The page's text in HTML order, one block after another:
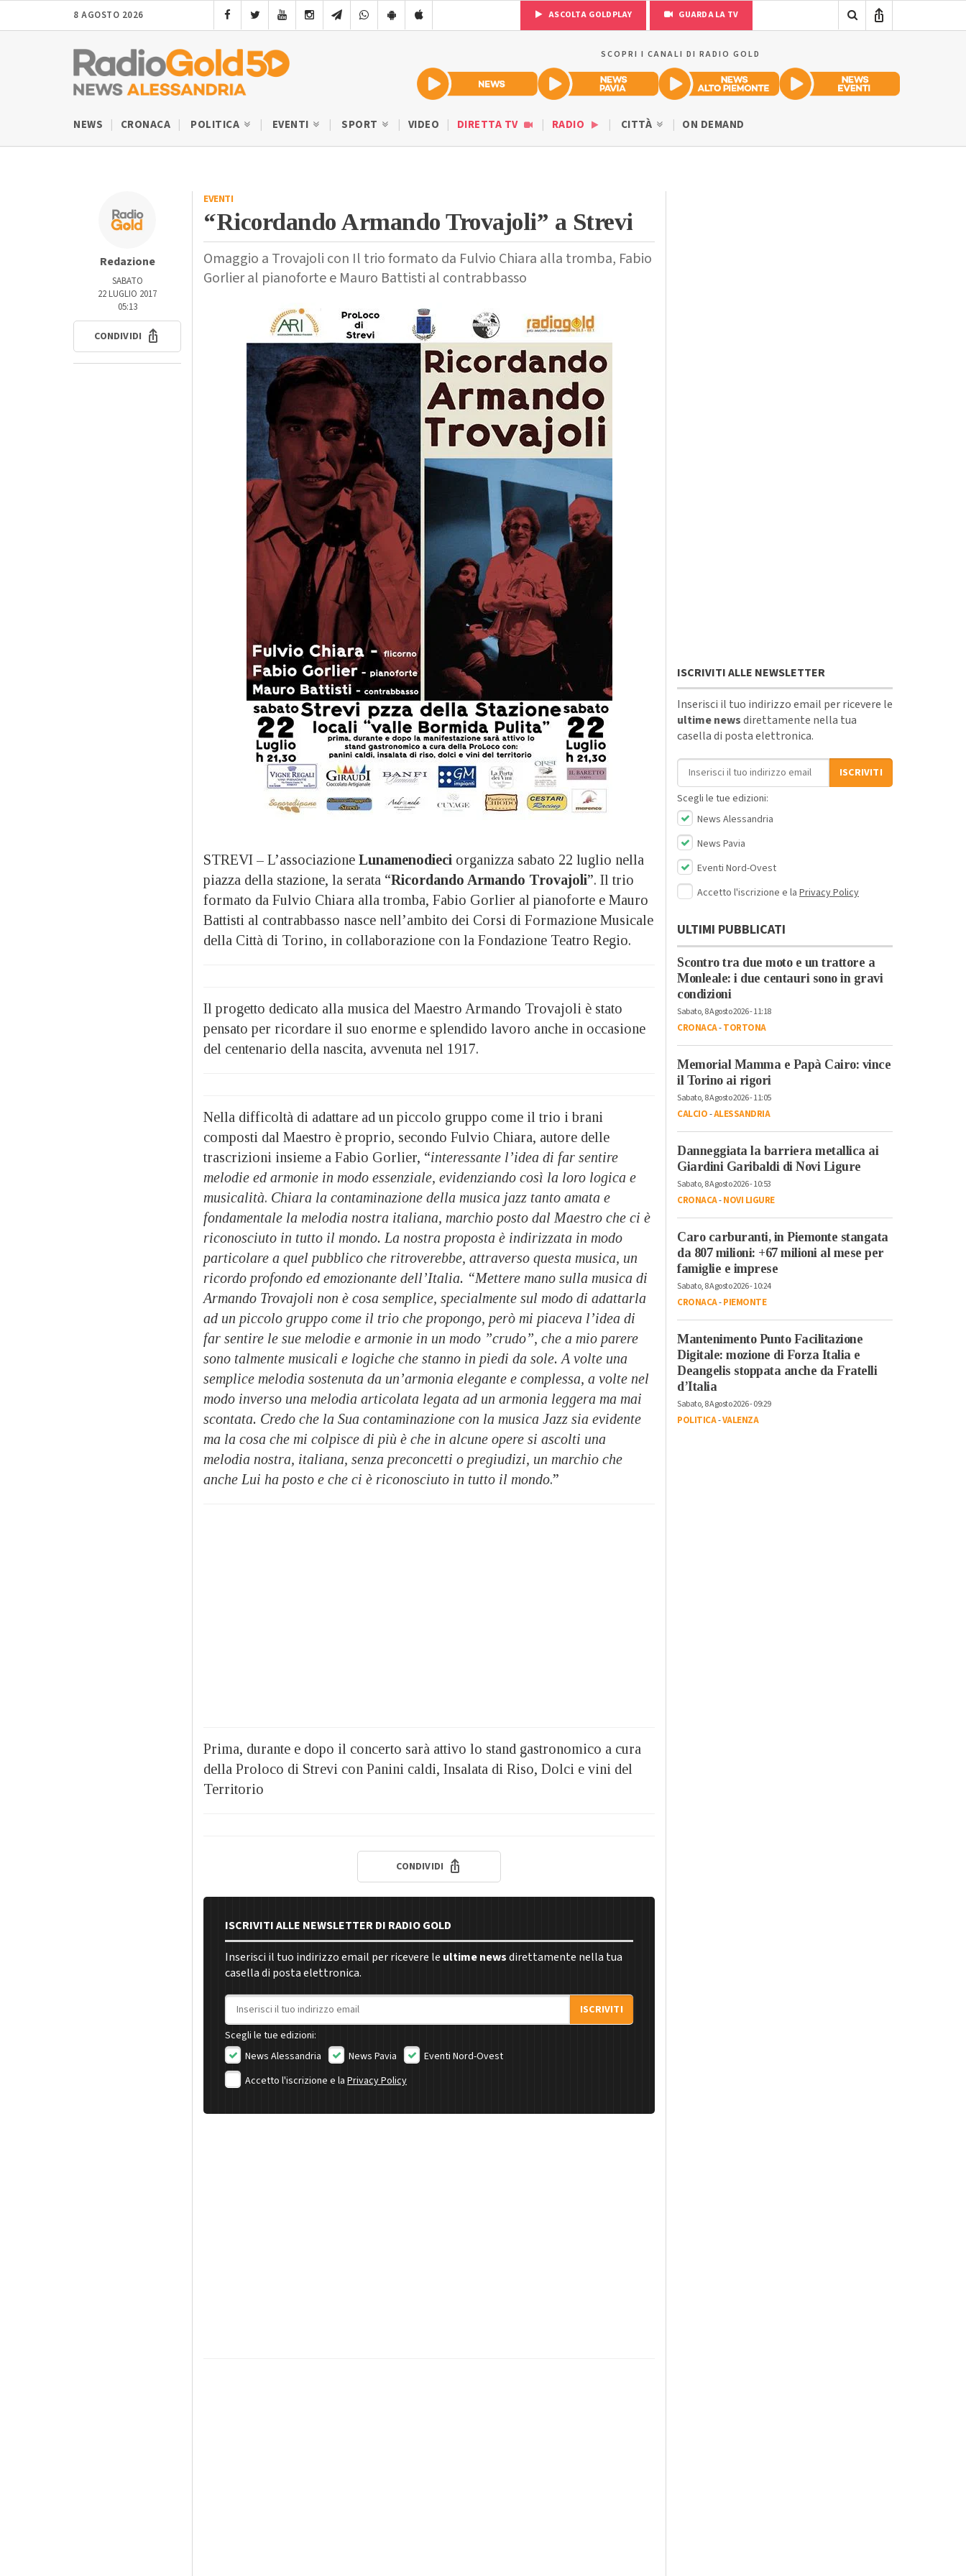
8 AGOSTO 2026 ASCOLTA GOLDPLAY GUARDA LA TV
SCOPRI I CANALI DI RADIO GOLD
NEWS CRONACA POLITICA EVENTI SPORT VIDEO DIRETTA TV RADIO CITTÀ ON DEMAND
Redazione
SABATO
22 LUGLIO 2017
05:13
CONDIVIDI
EVENTI
“Ricordando Armando Trovajoli” a Strevi
Omaggio a Trovajoli con Il trio formato da Fulvio Chiara alla tromba, Fabio
Gorlier al pianoforte e Mauro Battisti al contrabbasso
STREVI – L’associazione Lunamenodieci organizza sabato 22 luglio nella
piazza della stazione, la serata “Ricordando Armando Trovajoli”. Il trio
formato da Fulvio Chiara alla tromba, Fabio Gorlier al pianoforte e Mauro
Battisti al contrabbasso nasce nell’ambito dei Corsi di Formazione Musicale
della Città di Torino, in collaborazione con la Fondazione Teatro Regio.
Il progetto dedicato alla musica del Maestro Armando Trovajoli è stato
pensato per ricordare il suo enorme e splendido lavoro anche in occasione
del centenario della nascita, avvenuta nel 1917.
Nella difficoltà di adattare ad un piccolo gruppo come il trio i brani
composti dal Maestro è proprio, secondo Fulvio Chiara, autore delle
trascrizioni insieme a Fabio Gorlier, “interessante l’idea di far sentire
melodie ed armonie in modo essenziale, evidenziando così la loro logica e
musicalità. Chiara la contaminazione della musica jazz tanto amata e
fondamentale la melodia nostra italiana, marchio posto dal Maestro che ci è
riconosciuto in tutto il mondo. La nostra proposta è indirizzata in modo
particolare a quel pubblico che ritroverebbe, attraverso questa musica, un
ricordo profondo ed emozionante dell’Italia. “Mettere mano sulla musica di
Armando Trovajoli non è cosa semplice, specialmente sul modo di adattarla
ad un piccolo gruppo come il trio che propongo, però mi piaceva l’idea di
far sentire le sue melodie e armonie in un modo ”crudo”, che a mio parere
sono talmente musicali e logiche che stanno in piedi da sole. A volte una
semplice melodia sostenuta da un’armonia elegante e complessa, a volte nel
modo inverso una melodia articolata legata ad un armonia leggera ma mai
scontata. Credo che la Sua contaminazione con la musica Jazz sia evidente
ma la cosa che mi colpisce di più è che in alcune opere si ascolti una
melodia nostra, italiana, senza preconcetti o pregiudizi, un marchio che
anche Lui ha posto e che ci è riconosciuto in tutto il mondo.”
Prima, durante e dopo il concerto sarà attivo lo stand gastronomico a cura
della Proloco di Strevi con Panini caldi, Insalata di Riso, Dolci e vini del
Territorio
CONDIVIDI
ISCRIVITI ALLE NEWSLETTER DI RADIO GOLD
Inserisci il tuo indirizzo email per ricevere le ultime newsdirettamente nella tua
casella di posta elettronica.
Indirizzo email
ISCRIVITI
Scegli le tue edizioni:
News Alessandria
News Pavia
Eventi Nord-Ovest
Accetto l'iscrizione e la Privacy Policy
ISCRIVITI ALLE NEWSLETTER
Inserisci il tuo indirizzo email per ricevere le
ultime newsdirettamente nella tua
casella di posta elettronica.
Indirizzo email
ISCRIVITI
Scegli le tue edizioni:
News Alessandria
News Pavia
Eventi Nord-Ovest
Accetto l'iscrizione e la Privacy Policy
ULTIMI PUBBLICATI
Scontro tra due moto e un trattore a
Monleale: i due centauri sono in gravi
condizioni
Sabato, 8 Agosto 2026 - 11:18
CRONACA-TORTONA
Memorial Mamma e Papà Cairo: vince
il Torino ai rigori
Sabato, 8 Agosto 2026 - 11:05
CALCIO-ALESSANDRIA
Danneggiata la barriera metallica ai
Giardini Garibaldi di Novi Ligure
Sabato, 8 Agosto 2026 - 10:53
CRONACA-NOVI LIGURE
Caro carburanti, in Piemonte stangata
da 807 milioni: +67 milioni al mese per
famiglie e imprese
Sabato, 8 Agosto 2026 - 10:24
CRONACA-PIEMONTE
Mantenimento Punto Facilitazione
Digitale: mozione di Forza Italia e
Deangelis stoppata anche da Fratelli
d’Italia
Sabato, 8 Agosto 2026 - 09:29
POLITICA-VALENZA